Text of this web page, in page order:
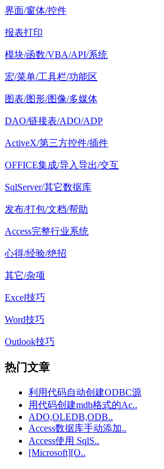
界面/窗体/控件
报表打印
模块/函数/VBA/API/系统
宏/菜单/工具栏/功能区
图表/图形/图像/多媒体
DAO/链接表/ADO/ADP
ActiveX/第三方控件/插件
OFFICE集成/导入导出/交互
SqlServer/其它数据库
发布/打包/文档/帮助
Access完整行业系统
心得/经验/绝招
其它/杂项
Excel技巧
Word技巧
Outlook技巧
热门文章
利用代码自动创建ODBC源
用代码创建mdb格式的Ac..
ADO,OLEDB,ODB..
Access数据库手动添加..
Access使用 SqlS..
[Microsoft][O..